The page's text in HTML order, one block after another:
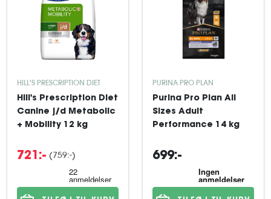
HILL'S PRESCRIPTION DIET
Hill's Prescription Diet
Canine j/d Metabolic
+ Mobility 12 kg
721:- (759:-)
PURINA PRO PLAN
Purina Pro Plan All
Sizes Adult
Performance 14 kg
699:-